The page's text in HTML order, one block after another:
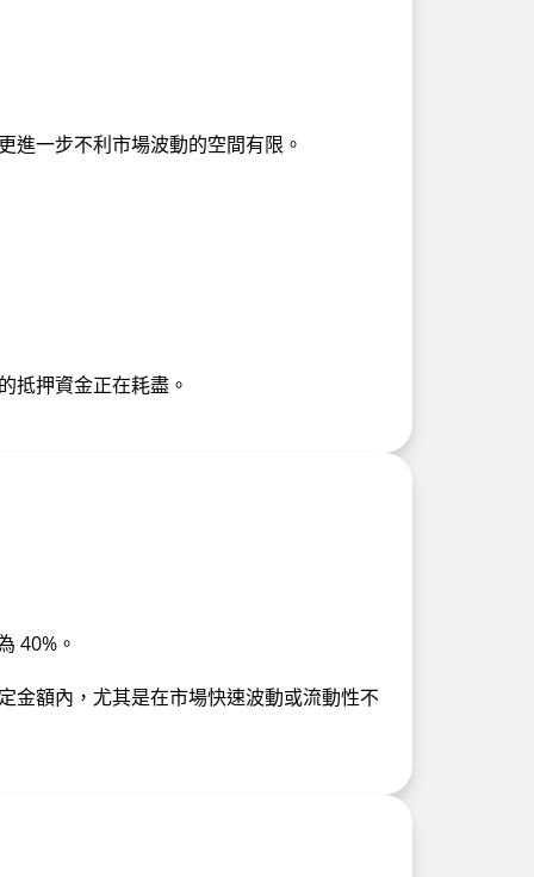
進一步不利市場波動的空間有限。
抵押資金正在耗盡。
40%。
金額內，尤其是在市場快速波動或流動性不